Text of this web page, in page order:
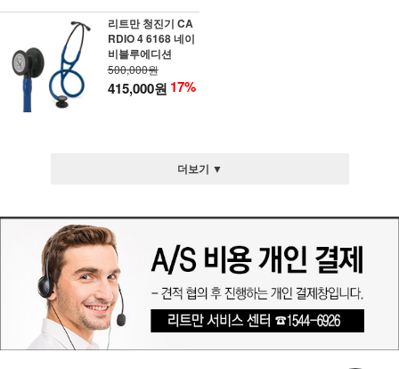
리트만 청진기 CA
RDIO 4 6168 네이
비블루에디션
500,000원
415,000원 17%
더보기 ▼